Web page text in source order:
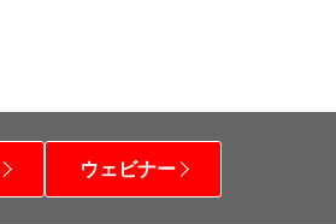
ウェビナー